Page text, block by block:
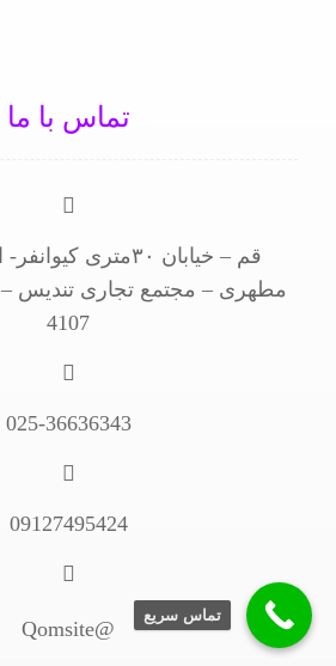
تماس با ما
مطهری – مجتمع تجاری تندیس –
4107
025-36636343
09127495424
@Qomsite
تماس سریع